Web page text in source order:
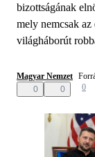
bizottságának
mely nemcsak
világháborút
Magyar Nemzet
0
0 0